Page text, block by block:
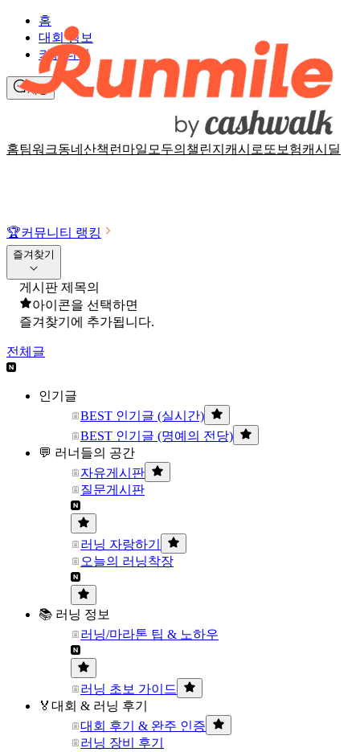
홈팀워크동네산책 런마일 모두의챌린지 캐시로또 보험캐시딜
홈
대회 정보
커뮤니티
채팅
🏆커뮤니티 랭킹
즐겨찾기
게시판 제목의
아이콘을 선택하면
즐겨찾기에 추가됩니다.
전체글
인기글
BEST 인기글 (실시간)
BEST 인기글 (명예의 전당)
💬 러너들의 공간
자유게시판
질문게시판
러닝 자랑하기
오늘의 러닝착장
📚 러닝 정보
러닝/마라톤 팁 & 노하우
러닝 초보 가이드
🏅대회 & 러닝 후기
대회 후기 & 완주 인증
러닝 장비 후기